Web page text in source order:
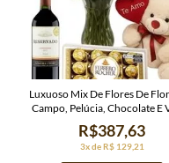
3x de R$ 129,21
R$387,63
Luxuoso Mix De Flores De
Campo, Pelúcia, Chocolate E